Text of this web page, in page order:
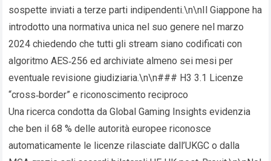
sospette inviati a terze parti indipendenti.\n\nIl Giappone ha
introdotto una normativa unica nel suo genere nel marzo
2024 chiedendo che tutti gli stream siano codificati con
algoritmo AES‑256 ed archiviate almeno sei mesi per
eventuale revisione giudiziaria.\n\n### H3 3.1 Licenze
“cross‑border” e riconoscimento reciproco
Una ricerca condotta da Global Gaming Insights evidenzia
che ben il 68 % delle autorità europee riconosce
automaticamente le licenze rilasciate dall’UKGC o dalla